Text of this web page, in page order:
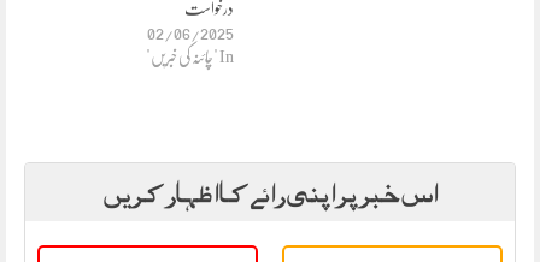
درخواست
02/06/2025
In "چائنہ کی خبریں"
اس خبر پر اپنی رائے کا اظہار کریں